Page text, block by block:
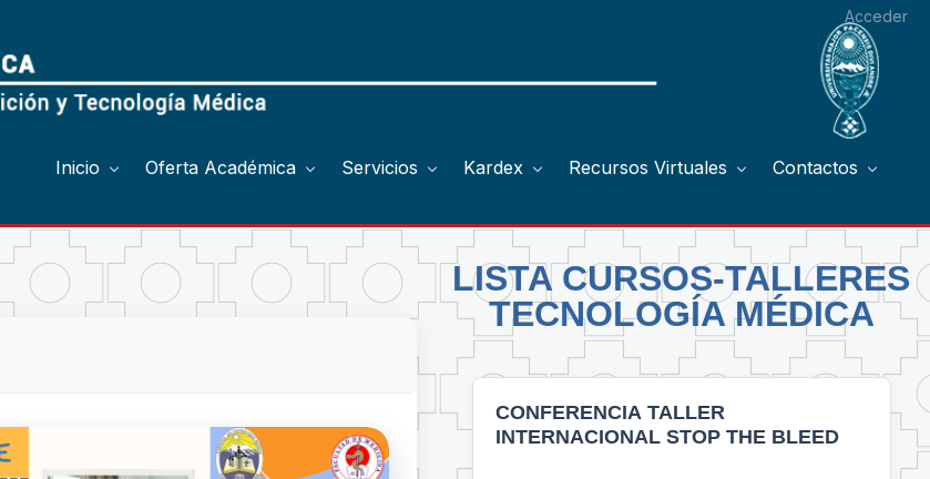
Acceder
Inicio Oferta Académica Servicios Kardex Recursos Virtuales Contactos
LISTA CURSOS-TALLERES
TECNOLOGÍA MÉDICA
CONFERENCIA TALLER
INTERNACIONAL STOP THE BLEED